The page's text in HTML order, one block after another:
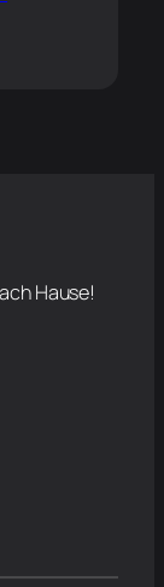
Hause!